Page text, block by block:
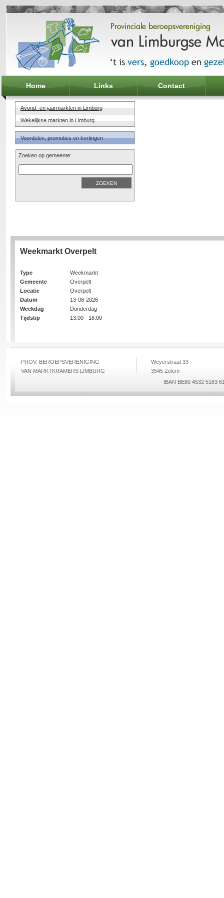
Home Links Contact
Avond- en jaarmarkten in Limburg
Wekelijkse markten in Limburg
Voordelen, promoties en kortingen
Zoeken op gemeente:
Weekmarkt Overpelt
Type
Weekmarkt
Gemeente
Overpelt
Locatie
Overpelt
Datum
13-08-2026
Weekdag
Donderdag
Tijdstip
13:00 - 18:00
PROV. BEROEPSVERENIGING
VAN MARKTKRAMERS LIMBURG
Weyerstraat 33
3545 Zelem
IBAN BE80 4532